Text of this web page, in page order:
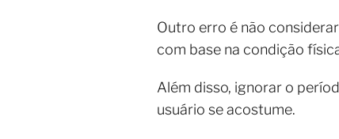
Outro erro é não
com base na condição
Além disso, ignorar o
usuário se acostume.